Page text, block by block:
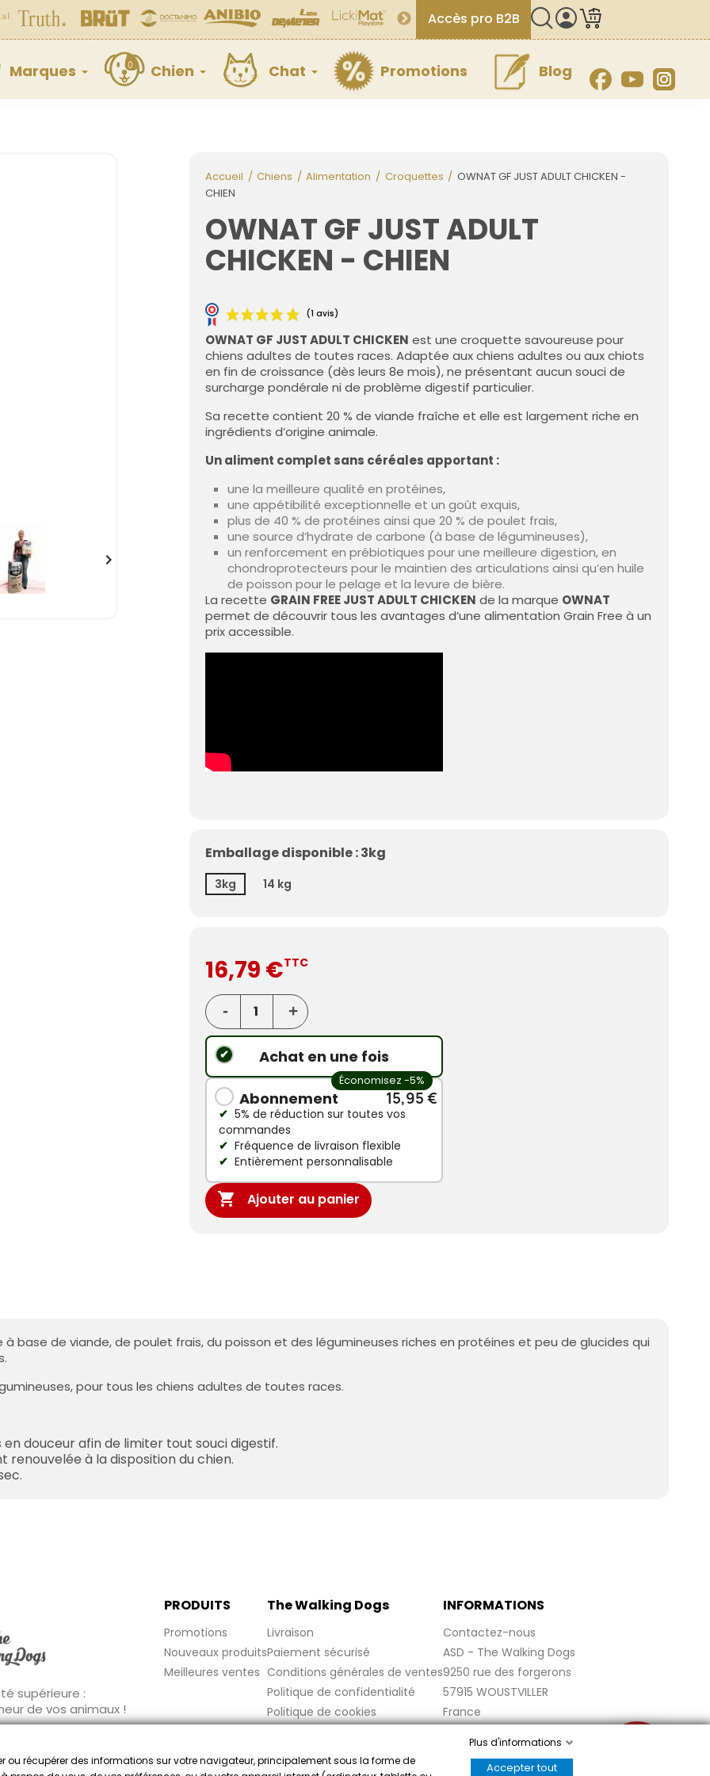
Accès pro B2B
Marques Chien Chat Promotions Blog Facebook
YouTube

Accueil Chiens Alimentation Croquettes
OWNAT GF JUST ADULT CHICKEN -
CHIEN
OWNAT GF JUST ADULT
CHICKEN - CHIEN
(1 avis)
OWNAT GF JUST ADULT CHICKEN est une croquette savoureuse pour
chiens adultes de toutes races. Adaptée aux chiens adultes ou aux chiots
en fin de croissance (dès leurs 8e mois), ne présentant aucun souci de
surcharge pondérale ni de problème digestif particulier.
Sa recette contient 20 % de viande fraîche et elle est largement riche en
ingrédients d’origine animale.
Un aliment complet sans céréales apportant :
une la meilleure qualité en protéines,
une appétibilité exceptionnelle et un goût exquis,
plus de 40 % de protéines ainsi que 20 % de poulet frais,
une source d’hydrate de carbone (à base de légumineuses),
un renforcement en prébiotiques pour une meilleure digestion, en
chondroprotecteurs pour le maintien des articulations ainsi qu’en huile
de poisson pour le pelage et la levure de bière.
La recette GRAIN FREE JUST ADULT CHICKEN de la marque OWNAT
permet de découvrir tous les avantages d’une alimentation Grain Free à un
prix accessible.
Emballage disponible : 3kg
3kg 14 kg
16,79 €TTC
Achat en une fois
Économisez -5%
Abonnement 15,95 €
5% de réduction sur toutes vos
commandes
Fréquence de livraison flexible
Entièrement personnalisable
 Ajouter au panier
base de viande, de poulet frais, du poisson et des légumineuses riches en protéines et peu de glucides qui
pour tous les chiens adultes de toutes races.
douceur afin de limiter tout souci digestif.
renouvelée à la disposition du chien.
supérieure :
de vos animaux !
PRODUITS
Promotions
Nouveaux produits
Meilleures ventes
The Walking Dogs
Livraison
Paiement sécurisé
Conditions générales de ventes
Politique de confidentialité
Politique de cookies
INFORMATIONS
Contactez-nous
ASD - The Walking Dogs
9250 rue des forgerons
57915 WOUSTVILLER
France
ou récupérer des informations sur votre navigateur, principalement sous la forme de
Plus d'informations
Accepter tout